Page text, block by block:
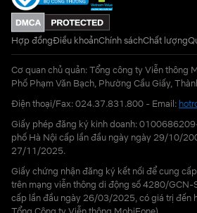
Hợp đồngĐiều khoảnChính sáchChất lượng
Cơ quan chủ quản: Tổng công ty Viễn thông
Phố Phạm Văn Bạch, Phường Cầu Giấy,
Điện thoại/Fax: 024.37.831.800 - Email:
Giấy phép đăng ký kinh doanh:
phố Hà Nội cấp lần đầu ngày ngày 29/10/
27/11/2025.
Giấy chứng nhận đăng ký kết nối để cung
trên mạng viễn thông di động số 4280/
cấp lần đầu ngày 26/03/2025, có giá trị đến